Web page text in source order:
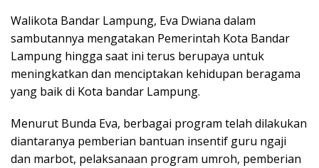
Walikota Bandar Lampung, Eva Dwiana dalam
sambutannya mengatakan Pemerintah Kota Bandar
Lampung hingga saat ini terus berupaya untuk
meningkatkan dan menciptakan kehidupan beragama
yang baik di Kota bandar Lampung.
Menurut Bunda Eva, berbagai program telah dilakukan
diantaranya pemberian bantuan insentif guru ngaji
dan marbot, pelaksanaan program umroh, pemberian